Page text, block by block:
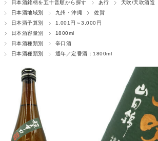
日本酒銘柄を五十音順から探す
あ行
天吹/天吹酒造
日本酒地域別
九州・沖縄
佐賀
日本酒予算別
1,001円～3,000円
日本酒容量別
1800ml
日本酒種類別
辛口酒
日本酒種類別
通年／定番酒：1800ml